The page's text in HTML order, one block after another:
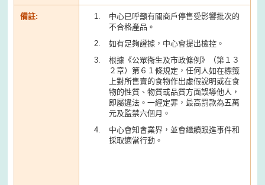
備註:
中心已呼籲有關商戶停售受影響批次的
不合格產品。
如有足夠證據，中心會提出檢控。
根據《公眾衞生及市政條例》（第１３
２章）第６１條規定，任何人如在標籤
上對所售賣的食物作出虛假說明或在食
物的性質、物質或品質方面誤導他人，
即屬違法。一經定罪，最高罰款為五萬
元及監禁六個月。
中心會知會業界，並會繼續跟進事件和
採取適當行動。